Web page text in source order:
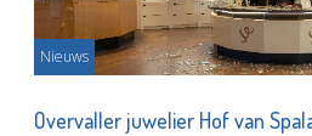
Nieuws
Overvaller juwelier Hof van